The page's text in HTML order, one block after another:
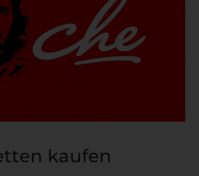
kaufen